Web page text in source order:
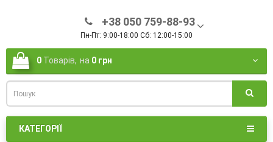
+38 050 759-88-93
Пн-Пт: 9:00-18:00 Сб: 12:00-15:00
0 Товарів, на 0 грн
КАТЕГОРІЇ